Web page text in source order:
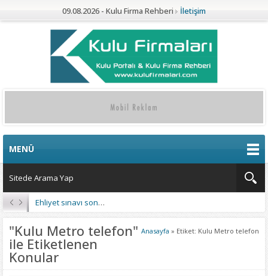
09.08.2026 - Kulu Firma Rehberi İletişim
MENÜ
Ehliyet sınavı sonuçları açıklandı
Anasayfa » Etiket: Kulu Metro telefon
"Kulu Metro telefon"
ile Etiketlenen
Konular